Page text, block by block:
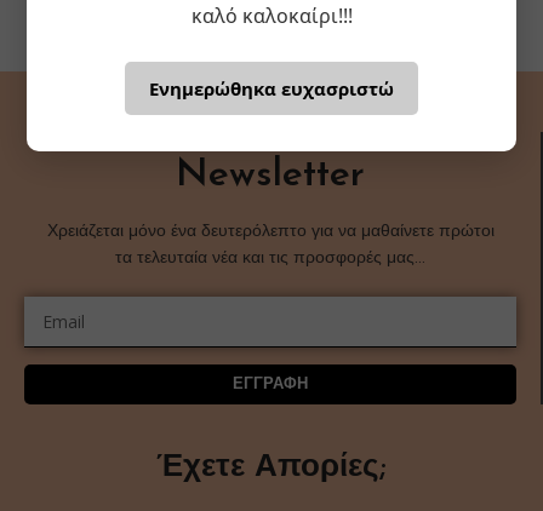
Newsletter
Χρειάζεται μόνο ένα δευτερόλεπτο για να μαθαίνετε πρώτοι
τα τελευταία νέα και τις προσφορές μας…
ΕΓΓΡΑΦΗ
Έχετε Απορίες;
καλό καλοκαίρι!!!
Ενημερώθηκα ευχασριστώ